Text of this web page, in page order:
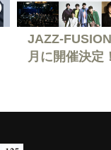
JAZZ-
月に開催決定